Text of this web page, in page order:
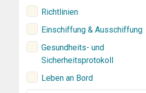
Richtlinien
Einschiffung & Ausschiffung
Gesundheits- und
Sicherheitsprotokoll
Leben an Bord